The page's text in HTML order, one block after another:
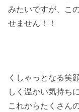
みたいですが、こ
せません！！
くしゃっとなる笑
しく温かい気持ち
これからたくさん